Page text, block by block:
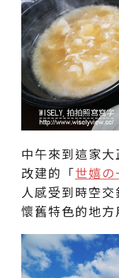
中午來到這家
改建的「世嬉
人感受到時空
懷舊特色的地方